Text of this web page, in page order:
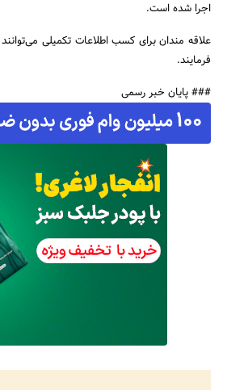
اجرا شده است.
علاقه مندان برای کسب اطلاعات تکمیلی
فرمایند.
### پایان خبر رسمی